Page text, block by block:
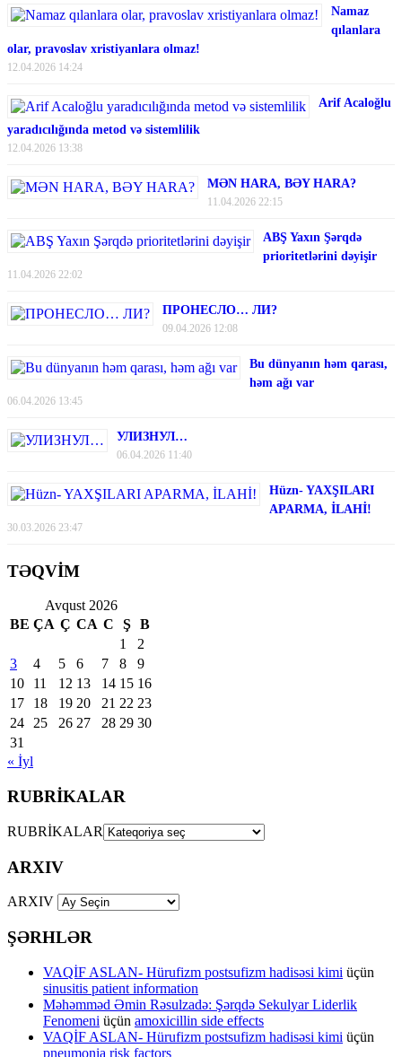
Namaz
qılanlara
olar, pravoslav xristiyanlara olmaz!
12.04.2026 14:24
Arif Acaloğlu
yaradıcılığında metod və sistemlilik
12.04.2026 13:38
MƏN HARA, BƏY HARA?
11.04.2026 22:15
ABŞ Yaxın Şərqdə
prioritetlərini dəyişir
11.04.2026 22:02
ПРОНЕСЛО… ЛИ?
09.04.2026 12:08
Bu dünyanın həm qarası,
həm ağı var
06.04.2026 13:45
УЛИЗНУЛ…
06.04.2026 11:40
Hüzn- YAXŞILARI
APARMA, İLAHİ!
30.03.2026 23:47
TƏQVİM
Avqust 2026
BE ÇA Ç CA C Ş
B
1
2
3
4 5 6 7 8
9
10
11 12 13 14 15 16
17
18 19 20 21 22 23
24 25 26 27 28 29 30
31
« İyl
RUBRİKALAR
RUBRİKALAR
ARXIV
ARXIV
ŞƏRHLƏR
VAQİF ASLAN- Hürufizm postsufizm hadisəsi kimi üçün
sinusitis patient information
Məhəmməd Əmin Rəsulzadə: Şərqdə Sekulyar Liderlik
Fenomeni üçün amoxicillin side effects
VAQİF ASLAN- Hürufizm postsufizm hadisəsi kimi üçün
pneumonia risk factors